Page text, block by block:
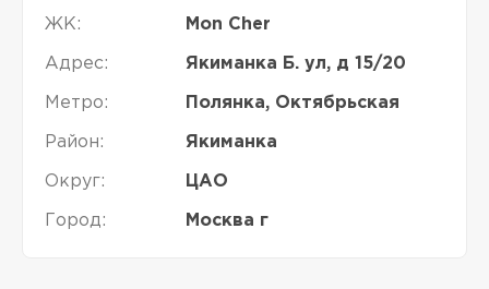
ЖК: Mon Cher
Адрес: Якиманка Б. ул, д 15/20
Метро: Полянка, Октябрьская
Район: Якиманка
Округ: ЦАО
Город: Москва г